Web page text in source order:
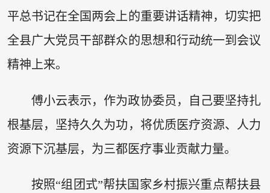
平总书记在全国两会上的重要讲话精神，切实把
全县广大党员干部群众的思想和行动统一到会议
精神上来。
傅小云表示，作为政协委员，自己要坚持扎
根基层，坚持久久为功，将优质医疗资源、人力
资源下沉基层，为三都医疗事业贡献力量。
按照“组团式”帮扶国家乡村振兴重点帮扶县